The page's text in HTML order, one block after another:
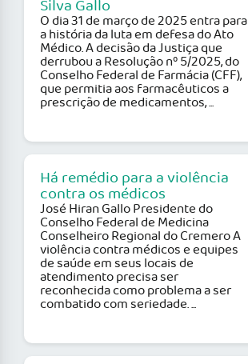
Silva Gallo
O dia 31 de março de 2025 entra para
a história da luta em defesa do Ato
Médico. A decisão da Justiça que
derrubou a Resolução nº 5/2025, do
Conselho Federal de Farmácia (CFF),
que permitia aos farmacêuticos a
prescrição de medicamentos, ...
Há remédio para a violência
contra os médicos
José Hiran Gallo Presidente do
Conselho Federal de Medicina
Conselheiro Regional do Cremero A
violência contra médicos e equipes
de saúde em seus locais de
atendimento precisa ser
reconhecida como problema a ser
combatido com seriedade. ...